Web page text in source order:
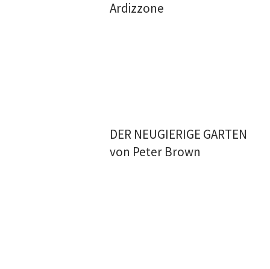
Ardizzone
DER NEUGIERIGE GARTEN
von Peter Brown